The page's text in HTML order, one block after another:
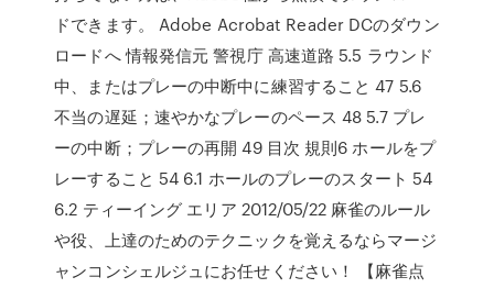
ドできます。 Adobe Acrobat Reader DCのダウン
ロードへ 情報発信元 警視庁 高速道路 5.5 ラウンド
中、またはプレーの中断中に練習すること 47 5.6
不当の遅延；速やかなプレーのペース 48 5.7 プレ
ーの中断；プレーの再開 49 目次 規則6 ホールをプ
レーすること 54 6.1 ホールのプレーのスタート 54
6.2 ティーイング エリア 2012/05/22 麻雀のルール
や役、上達のためのテクニックを覚えるならマージ
ャンコンシェルジュにお任せください！ 【麻雀点